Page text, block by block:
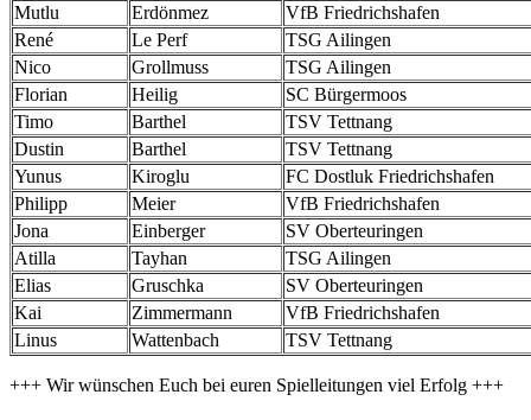
Mutlu
Erdönmez
VfB Friedrichshafen
René
Le Perf
TSG Ailingen
Nico
Grollmuss
TSG Ailingen
Florian
Heilig
SC Bürgermoos
Timo
Barthel
TSV Tettnang
Dustin
Barthel
TSV Tettnang
Yunus
Kiroglu
FC Dostluk Friedrichshafen
Philipp
Meier
VfB Friedrichshafen
Jona
Einberger
SV Oberteuringen
Atilla
Tayhan
TSG Ailingen
Elias
Gruschka
SV Oberteuringen
Kai
Zimmermann
VfB Friedrichshafen
Linus
Wattenbach TSV Tettnang
+++ Wir wünschen Euch bei euren Spielleitungen viel Erfolg +++